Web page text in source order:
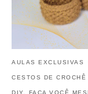
AULAS EXCLUSIVAS
CESTOS DE CROCHÊ